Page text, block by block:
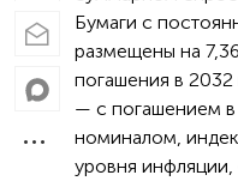
Бумаги с
размещены на
погашения в
— с погашением
номиналом,
уровня